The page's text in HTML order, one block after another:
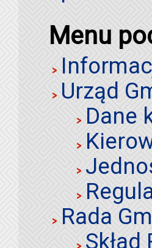
Menu
Urząd
Dane
Rada
Skład